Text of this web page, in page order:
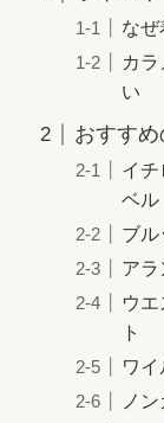
なぜ
カ
い
おすす
イ
ベ
ブ
ア
ウ
ト
ワ
ノ